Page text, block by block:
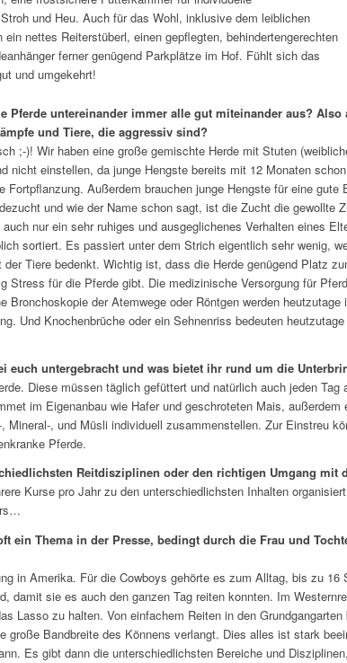
und Heu. Auch für das Wohl, inklusive dem leiblichen
nettes Reiterstüberl, einen gepflegten, behindertengerechten
ferner genügend Parkplätze im Hof. Fühlt sich das
und umgekehrt!
Pferde untereinander immer alle gut miteinander aus?
und Tiere, die aggressiv sind?
;-)! Wir haben eine große gemischte Herde mit Stuten
nicht einstellen, da junge Hengste bereits mit 12 Monaten
Fortpflanzung. Außerdem brauchen junge Hengste für eine
und wie der Name schon sagt, ist die Zucht die gewollte
nur ein sehr ruhiges und ausgeglichenes Verhalten eines
sortiert. Es passiert unter dem Strich eigentlich sehr wenig,
Tiere bedenkt. Wichtig ist, dass die Herde genügend Platz
Stress für die Pferde gibt. Die medizinische Versorgung für
Bronchoskopie der Atemwege oder Röntgen werden
Und Knochenbrüche oder ein Sehnenriss bedeuten
euch untergebracht und was bietet ihr rund um die
Diese müssen täglich gefüttert und natürlich auch jeden
im Eigenanbau wie Hafer und geschroteten Mais,
Mineral-, und Müsli individuell zusammenstellen. Zur Einstreu
Pferde.
Reitdisziplinen oder den richtigen Umgang mit
Kurse pro Jahr zu den unterschiedlichsten Inhalten
ein Thema in der Presse, bedingt durch die Frau und
in Amerika. Für die Cowboys gehörte es zum Alltag, bis zu
damit sie es auch den ganzen Tag reiten konnten. Im
Lasso zu halten. Von einfachem Reiten in den
große Bandbreite des Könnens verlangt. Dies alles ist stark
Es gibt dann die unterschiedlichsten Bereiche und